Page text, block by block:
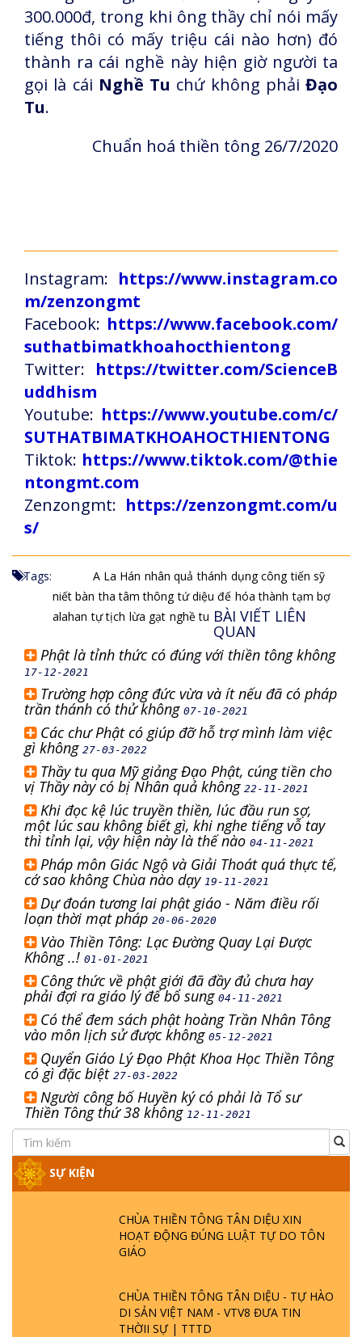
300.000đ, trong khi ông thầy chỉ nói mấy
tiếng thôi có mấy triệu cái nào hơn) đó
thành ra cái nghề này hiện giờ người ta
gọi là cái Nghề Tu chứ không phải Đạo
Tu.
Chuẩn hoá thiền tông 26/7/2020
Instagram: https://www.instagram.co
m/zenzongmt
Facebook: https://www.facebook.com/
suthatbimatkhoahocthientong
Twitter: https://twitter.com/ScienceB
uddhism
Youtube: https://www.youtube.com/c/
SUTHATBIMATKHOAHOCTHIENTONG
Tiktok: https://www.tiktok.com/@thie
ntongmt.com
Zenzongmt: https://zenzongmt.com/u
s/
Tags: A La Hán nhân quả thánh dụng công tiến sỹ
niết bàn tha tâm thông tứ diệu đế hóa thành tạm bợ
alahan tự tịch lừa gạt nghề tu BÀI VIẾT LIÊN
QUAN
Phật là tỉnh thức có đúng với thiền tông không
17-12-2021
Trường hợp công đức vừa và ít nếu đã có pháp
trần thánh có thử không 07-10-2021
Các chư Phật có giúp đỡ hỗ trợ mình làm việc
gì không 27-03-2022
Thầy tu qua Mỹ giảng Đạo Phật, cúng tiền cho
vị Thầy này có bị Nhân quả không 22-11-2021
Khi đọc kệ lúc truyền thiền, lúc đầu run sợ,
một lúc sau không biết gì, khi nghe tiếng vỗ tay
thì tỉnh lại, vậy hiện này là thế nào 04-11-2021
Pháp môn Giác Ngộ và Giải Thoát quá thực tế,
cớ sao không Chùa nào dạy 19-11-2021
Dự đoán tương lai phật giáo - Năm điều rối
loạn thời mạt pháp 20-06-2020
Vào Thiền Tông: Lạc Đường Quay Lại Được
Không ..! 01-01-2021
Công thức về phật giới đã đầy đủ chưa hay
phải đợi ra giáo lý để bổ sung 04-11-2021
Có thể đem sách phật hoàng Trần Nhân Tông
vào môn lịch sử được không 05-12-2021
Quyển Giáo Lý Đạo Phật Khoa Học Thiền Tông
có gì đặc biệt 27-03-2022
Người công bố Huyền ký có phải là Tổ sư
Thiền Tông thứ 38 không 12-11-2021
SỰ KIỆN
CHÙA THIỀN TÔNG TÂN DIỆU XIN
HOẠT ĐỘNG ĐÚNG LUẬT TỰ DO TÔN
GIÁO
CHÙA THIỀN TÔNG TÂN DIỆU - TỰ HÀO
DI SẢN VIỆT NAM - VTV8 ĐƯA TIN
THỜII SỰ | TTTD